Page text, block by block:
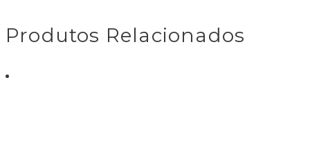
Produtos Relacionados